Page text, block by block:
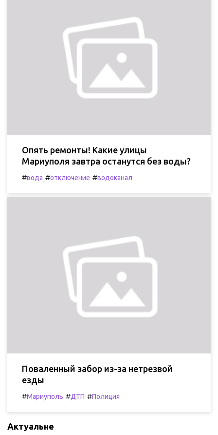
Опять ремонты! Какие улицы
Мариуполя завтра останутся без воды?
#вода #отключение #водоканал
Поваленный забор из-за нетрезвой
езды
#Мариуполь #ДТП #Полиция
Актуальне